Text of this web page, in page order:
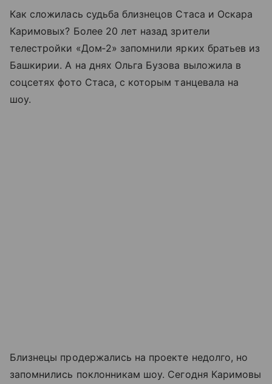
Как сложилась судьба близнецов Стаса и Оскара
Каримовых? Более 20 лет назад зрители
телестройки «Дом‑2» запомнили ярких братьев из
Башкирии. А на днях Ольга Бузова выложила в
соцсетях фото Стаса, с которым танцевала на
шоу.
Близнецы продержались на проекте недолго, но
запомнились поклонникам шоу. Сегодня Каримовы